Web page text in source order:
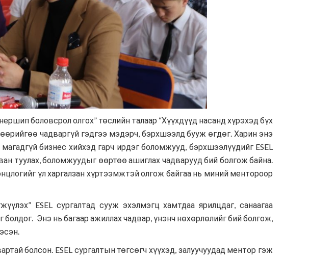
боловсрол олгох” төслийн талаар “Хүүхдүүд насанд хүрэхэд бүх
чадваргүй гэдгээ мэдэрч, бэрхшээлд бууж өгдөг. Харин энэ
бизнес хийхэд гарч ирдэг боломжууд, бэрхшээлүүдийг ESEL
туулах, боломжуудыг өөртөө ашиглах чадварууд бий болгож байна.
үл харгалзан хүртээмжтэй олгож байгаа нь миний ментороор
ESEL сургалтад сууж эхэлмэгц хамтдаа ярилцдаг, санаагаа
Энэ нь багаар ажиллах чадвар, үнэнч нөхөрлөлийг бий болгож,
болсон. ESEL сургалтын төгсөгч хүүхэд, залуучуудад ментор гэж